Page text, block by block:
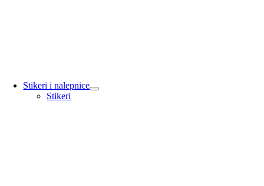
Stikeri i nalepnice
Stikeri